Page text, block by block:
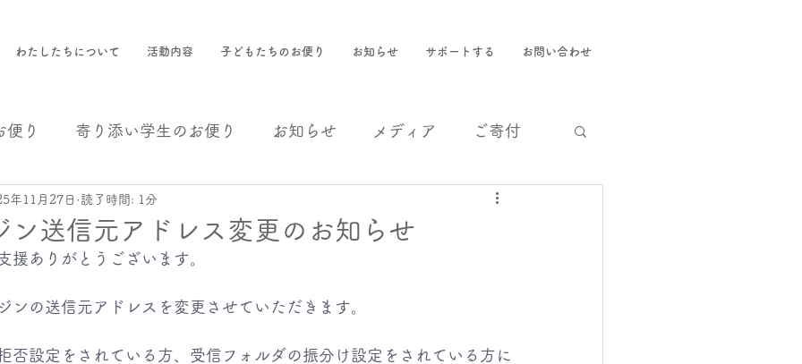
わたしたちについて 活動内容 子どもたちのお便り お知らせ サポートする お問い合わせ
便り 寄り添い学生のお便り お知らせ メディア ご寄付
事業報告
ン送信元アドレス変更のお知らせ
年11月27日 読了時間: 1分
援ありがとうございます。
ンの送信元アドレスを変更させていただきます。
否設定をされている方、受信フォルダの振分け設定をされている方に